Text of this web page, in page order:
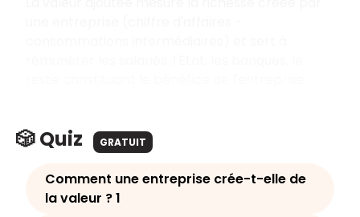
🎲 Quiz GRATUIT
Comment une entreprise crée-t-elle de
la valeur ? 1